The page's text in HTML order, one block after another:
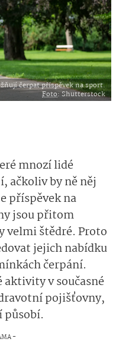
čerpat příspěvek na sport.
Foto: Shutterstock
mnozí lidé
ačkoliv by ně něj
příspěvek na
jsou přitom
velmi štědré. Proto
jejich nabídku
čerpání.
aktivity v současné
pojišťovny,
působí.